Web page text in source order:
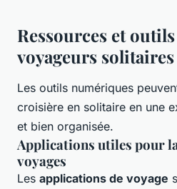
Ressources et
voyageurs solitaires
Les outils numériques
croisière en solitaire en une
et bien organisée.
Applications utiles pour
voyages
Les applications de voyage